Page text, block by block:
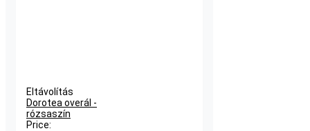
Eltávolítás
Dorotea overál -
rózsaszín
Price: